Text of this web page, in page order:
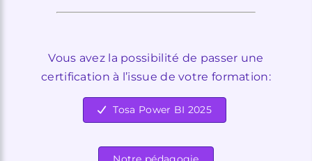
Vous avez la possibilité de passer une
certification à l’issue de votre formation:
Tosa Power BI 2025